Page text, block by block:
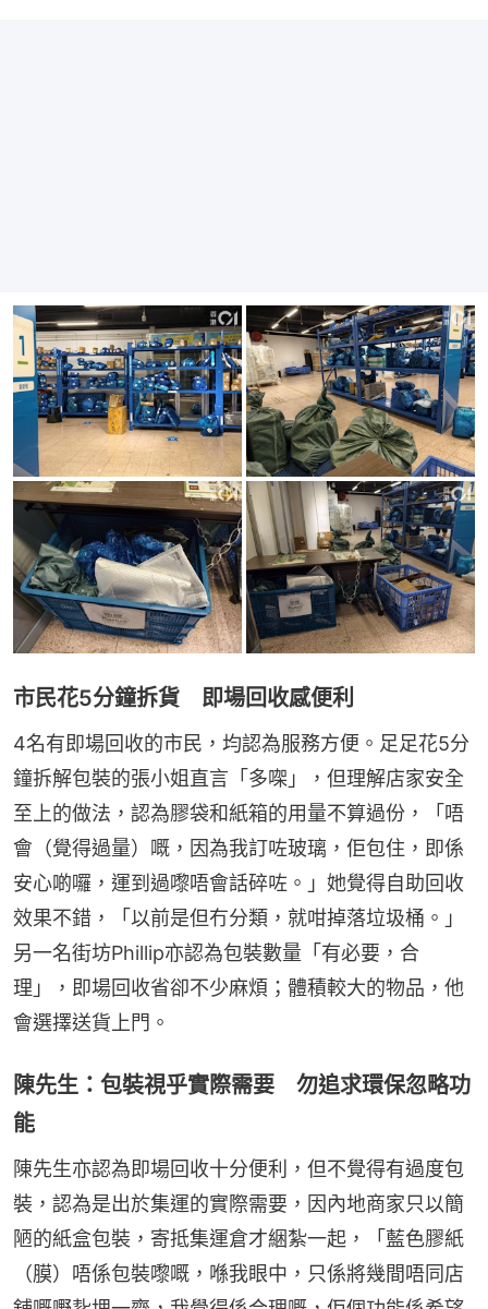
市民花5分鐘拆貨 即場回收感便利
4名有即場回收的市民，均認為服務方便。足足花5分
鐘拆解包裝的張小姐直言「多㗎」，但理解店家安全
至上的做法，認為膠袋和紙箱的用量不算過份，「唔
會（覺得過量）嘅，因為我訂咗玻璃，佢包住，即係
安心啲囉，運到過嚟唔會話碎咗。」她覺得自助回收
效果不錯，「以前是但冇分類，就咁掉落垃圾桶。」
另一名街坊Phillip亦認為包裝數量「有必要，合
理」，即場回收省卻不少麻煩；體積較大的物品，他
會選擇送貨上門。
陳先生：包裝視乎實際需要 勿追求環保忽略功
能
陳先生亦認為即場回收十分便利，但不覺得有過度包
裝，認為是出於集運的實際需要，因內地商家只以簡
陋的紙盒包裝，寄抵集運倉才綑紮一起，「藍色膠紙
（膜）唔係包裝嚟嘅，喺我眼中，只係將幾間唔同店